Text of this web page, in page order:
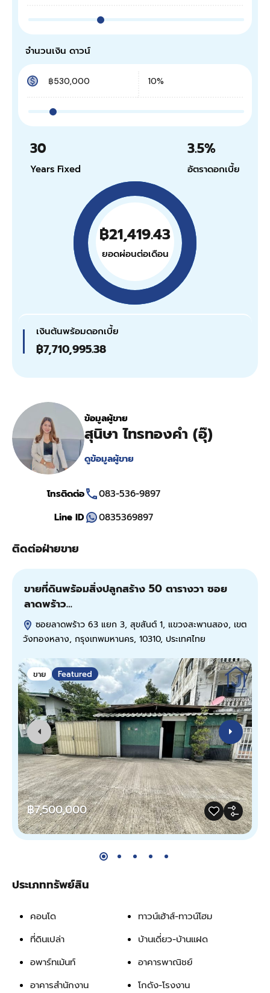
จำนวนเงิน ดาวน์
30
Years Fixed
3.5%
อัตราดอกเบี้ย
฿21,419.43
ยอดผ่อนต่อเดือน
เงินต้นพร้อมดอกเบี้ย
฿7,710,995.38
ข้อมูลผู้ขาย
สุนิษา ไทรทองคำ (อุ๊)
ดูข้อมูลผู้ขาย
โทรติดต่อ
083-536-9897
Line ID
0835369897
ติดต่อฝ่ายขาย
ขายที่ดินพร้อมสิ่งปลูกสร้าง 50 ตารางวา ซอย
ลาดพร้าว…
ซอยลาดพร้าว 63 แยก 3, สุขสันต์ 1, แขวงสะพานสอง, เขต
วังทองหลาง, กรุงเทพมหานคร, 10310, ประเทศไทย
ขาย Featured
฿7,500,000
ประเภททรัพย์สิน
คอนโด
ทาวน์เฮ้าส์-ทาวน์โฮม
ที่ดินเปล่า
บ้านเดี่ยว-บ้านแฝด
อพาร์ทเม้นท์
อาคารพาณิชย์
อาคารสำนักงาน
โกดัง-โรงงาน